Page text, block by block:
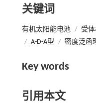
关键词
有机太阳能电池 / 受
/ A-D-A型 / 密度泛函
Key words
引用本文